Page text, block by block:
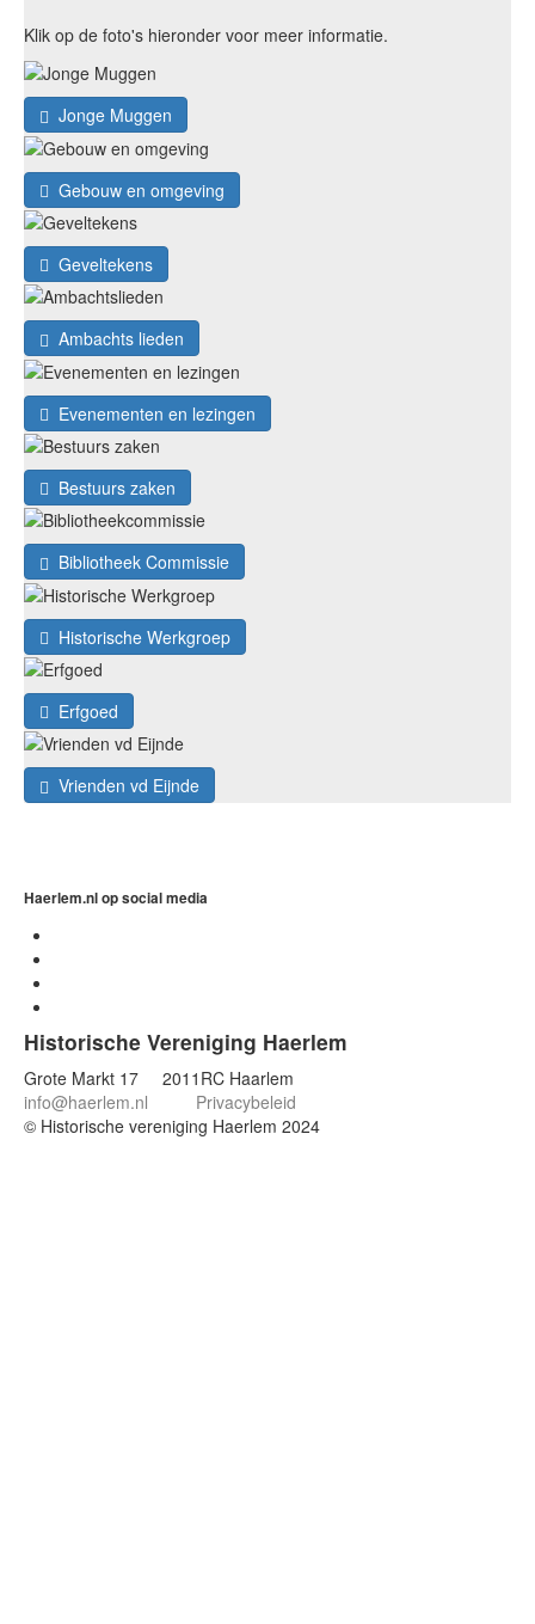
Klik op de foto's hieronder voor meer informatie.
Jonge Muggen
Gebouw en omgeving
Geveltekens
Ambachts lieden
Evenementen en lezingen
Bestuurs zaken
Bibliotheek Commissie
Historische Werkgroep
Erfgoed
Vrienden vd Eijnde
Haerlem.nl op social media
Historische Vereniging Haerlem
Grote Markt 17 2011RC Haarlem
info@haerlem.nl
Privacybeleid
© Historische vereniging Haerlem 2024